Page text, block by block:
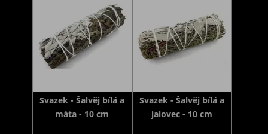
Svazek - Šalvěj bílá a
máta - 10 cm
Svazek - Šalvěj bílá a
jalovec - 10 cm